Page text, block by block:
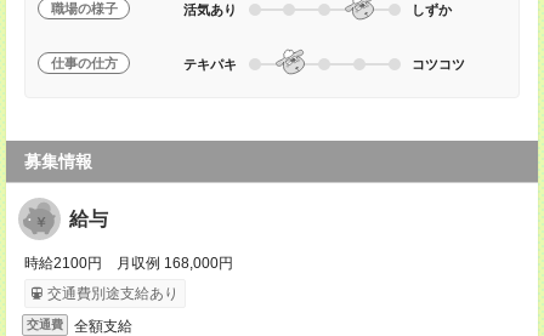
職場の様子 活気あり しずか
仕事の仕方 テキパキ コツコツ
募集情報
給与
時給2100円 月収例 168,000円
交通費別途支給あり
交通費 全額支給